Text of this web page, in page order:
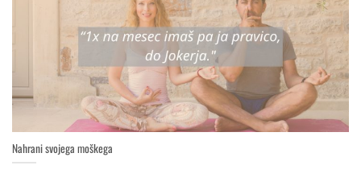
Nahrani svojega moškega